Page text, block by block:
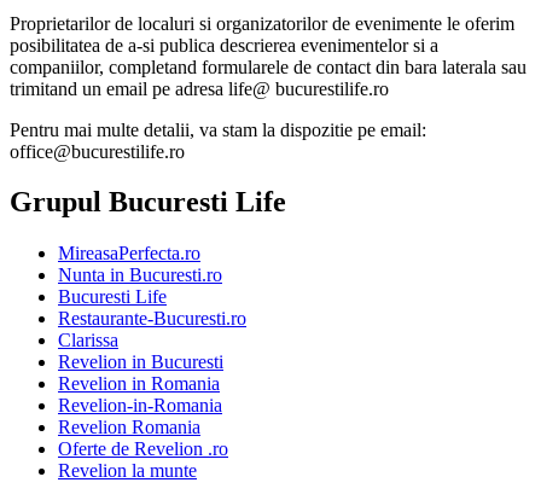
Proprietarilor de localuri si organizatorilor de evenimente le oferim
posibilitatea de a-si publica descrierea evenimentelor si a
companiilor, completand formularele de contact din bara laterala sau
trimitand un email pe adresa life@ bucurestilife.ro
Pentru mai multe detalii, va stam la dispozitie pe email:
office@bucurestilife.ro
Grupul Bucuresti Life
MireasaPerfecta.ro
Nunta in Bucuresti.ro
Bucuresti Life
Restaurante-Bucuresti.ro
Clarissa
Revelion in Bucuresti
Revelion in Romania
Revelion-in-Romania
Revelion Romania
Oferte de Revelion .ro
Revelion la munte